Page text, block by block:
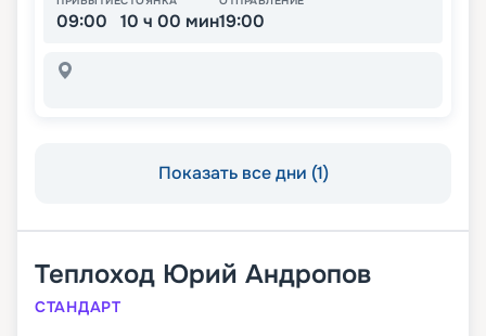
09:00 10 ч 00 мин19:00
Показать все дни (1)
Теплоход Юрий Андропов
СТАНДАРТ